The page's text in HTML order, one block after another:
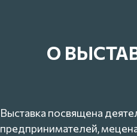
О
Выставка посвящена
предпринимателей,